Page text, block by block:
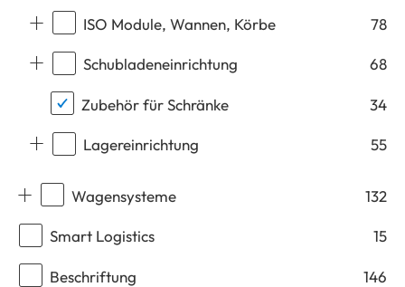
ISO Module, Wannen, Körbe 78
Schubladeneinrichtung 68
Zubehör für Schränke 34
Lagereinrichtung 55
Wagensysteme 132
Smart Logistics 15
Beschriftung 146